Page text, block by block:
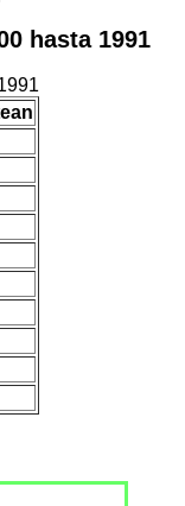
hasta 1991